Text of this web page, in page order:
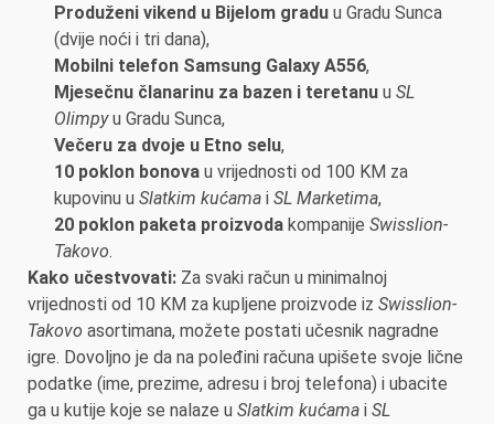
Produženi vikend u Bijelom gradu u Gradu Sunca
(dvije noći i tri dana),
Mobilni telefon Samsung Galaxy A556,
Mjesečnu članarinu za bazen i teretanu u SL
Olimpyu Gradu Sunca,
Večeru za dvoje u Etno selu,
10 poklon bonova u vrijednosti od 100 KM za
kupovinu u Slatkim kućama i SL Marketima,
20 poklon paketa proizvoda kompanije Swisslion-
Takovo.
Kako učestvovati: Za svaki račun u minimalnoj
vrijednosti od 10 KM za kupljene proizvode iz Swisslion-
Takovo asortimana, možete postati učesnik nagradne
igre. Dovoljno je da na poleđini računa upišete svoje lične
podatke (ime, prezime, adresu i broj telefona) i ubacite
ga u kutije koje se nalaze u Slatkim kućama i SL